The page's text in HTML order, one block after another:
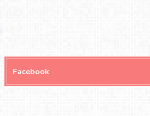
Facebook